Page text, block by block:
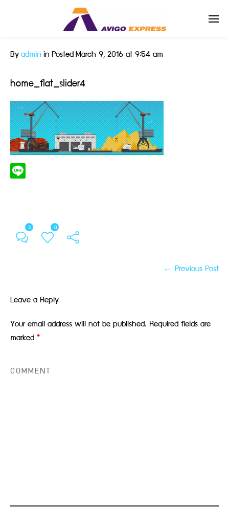
ByadmininPostedMarch 9, 2016 at 9:54 am
home_flat_slider4
0 0
← Previous Post
Leave a Reply
Your email address will not be published. Required fields are
marked*